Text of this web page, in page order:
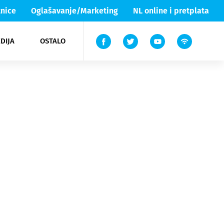
Oglašavanje/Marketing NL online i pretplata
OSTALO
Lika & Senj
TV